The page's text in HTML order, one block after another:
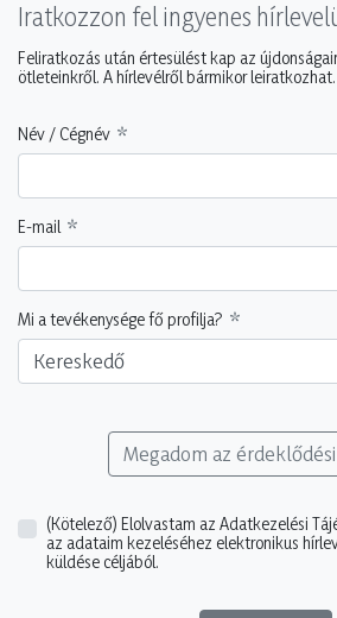
Iratkozzon fel ingyenes
Feliratkozás után értesülést kap az
ötleteinkről. A hírlevélről bármikor leiratkozhat.
Név / Cégnév
E-mail
Mi a tevékenysége fő profilja?
Kereskedő
Megadom az
(Kötelező) Elolvastam az Adatkezelési
az adataim kezeléséhez elektronikus
küldése céljából.